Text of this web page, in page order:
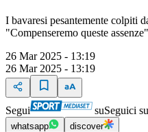
I bavaresi pesantemente colpiti
"Compenseremo queste assenze"
26 Mar 2025 - 13:19
26 Mar 2025 - 13:19
Segui suSeguici su
whatsapp discover